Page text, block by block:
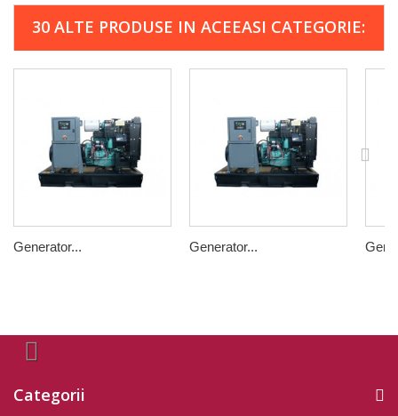
30 ALTE PRODUSE IN ACEEASI CATEGORIE:
Generator... Generator...
Categorii